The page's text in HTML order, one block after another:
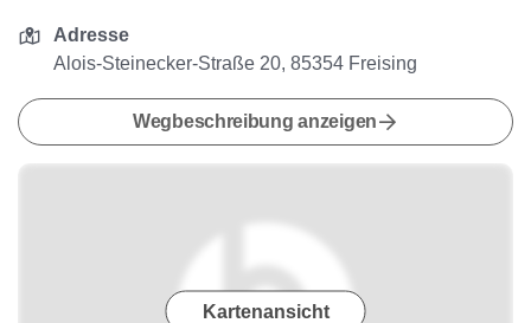
Adresse
Alois-Steinecker-Straße 20, 85354 Freising
Wegbeschreibung anzeigen
Kartenansicht